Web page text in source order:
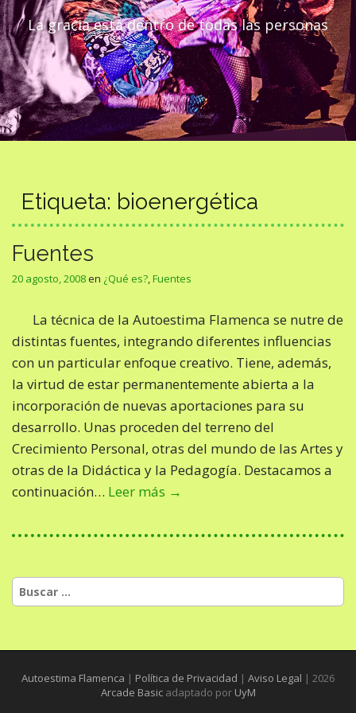
La gracia está dentro de todas las personas
Etiqueta: bioenergética
Fuentes
20 agosto, 2008en ¿Qué es?,Fuentes
La técnica de la Autoestima Flamenca se nutre de
distintas fuentes, integrando diferentes influencias
con un particular enfoque creativo. Tiene, además,
la virtud de estar permanentemente abierta a la
incorporación de nuevas aportaciones para su
desarrollo. Unas proceden del terreno del
Crecimiento Personal, otras del mundo de las Artes y
otras de la Didáctica y la Pedagogía. Destacamos a
continuación… Leer más →
B
u
a
Autoestima Flamenca | Política de Privacidad | Aviso Legal | 2026
Arcade Basicadaptado por UyM